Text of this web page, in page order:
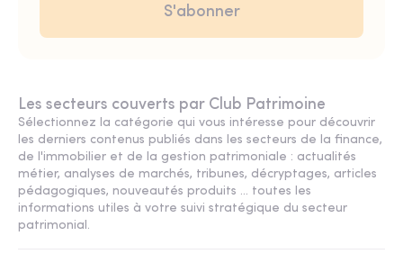
Les secteurs couverts par Club Patrimoine
Sélectionnez la catégorie qui vous intéresse pour découvrir
les derniers contenus publiés dans les secteurs de la finance,
de l'immobilier et de la gestion patrimoniale : actualités
métier, analyses de marchés, tribunes, décryptages, articles
pédagogiques, nouveautés produits ... toutes les
informations utiles à votre suivi stratégique du secteur
patrimonial.